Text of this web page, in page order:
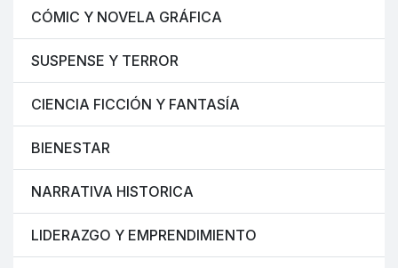
CÓMIC Y NOVELA GRÁFICA
SUSPENSE Y TERROR
CIENCIA FICCIÓN Y FANTASÍA
BIENESTAR
NARRATIVA HISTORICA
LIDERAZGO Y EMPRENDIMIENTO